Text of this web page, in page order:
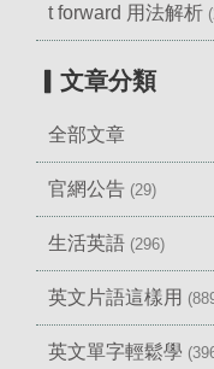
t forward 用法解析
▎文章分類
全部文章
官網公告 (29)
生活英語 (296)
英文片語這樣用
英文單字輕鬆學